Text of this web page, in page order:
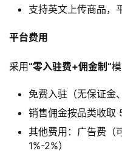
首
全
支持英文上传商品，
平台费用
采用“零入驻费+佣金制 “
免费入驻（无保证金
销售佣金按品类收取
其他费用：广告费（
1%-2%）